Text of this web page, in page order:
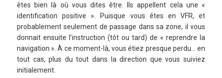
êtes bien là où vous dites être. Ils appellent cela une «
identification positive ». Puisque vous êtes en VFR, et
probablement seulement de passage dans sa zone, il vous
donnait ensuite l’instruction (tôt ou tard) de « reprendre la
navigation ». À ce moment-là, vous étiez presque perdu… en
tout cas, plus du tout dans la direction que vous suiviez
initialement.